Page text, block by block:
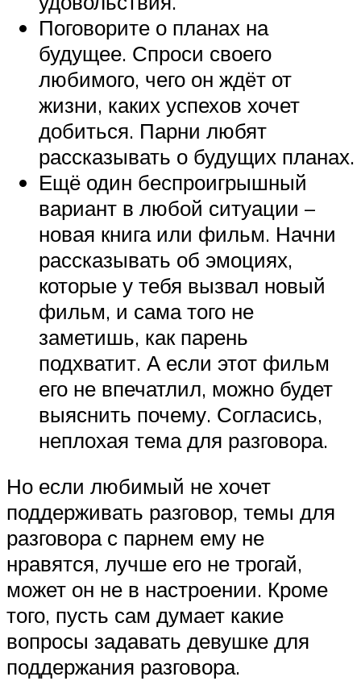
Поговорите о планах на
будущее. Спроси своего
любимого, чего он ждёт от
жизни, каких успехов хочет
добиться. Парни любят
рассказывать о будущих планах.
Ещё один беспроигрышный
вариант в любой ситуации –
новая книга или фильм. Начни
рассказывать об эмоциях,
которые у тебя вызвал новый
фильм, и сама того не
заметишь, как парень
подхватит. А если этот фильм
его не впечатлил, можно будет
выяснить почему. Согласись,
неплохая тема для разговора.
Но если любимый не хочет
поддерживать разговор, темы для
разговора с парнем ему не
нравятся, лучше его не трогай,
может он не в настроении. Кроме
того, пусть сам думает какие
вопросы задавать девушке для
поддержания разговора.